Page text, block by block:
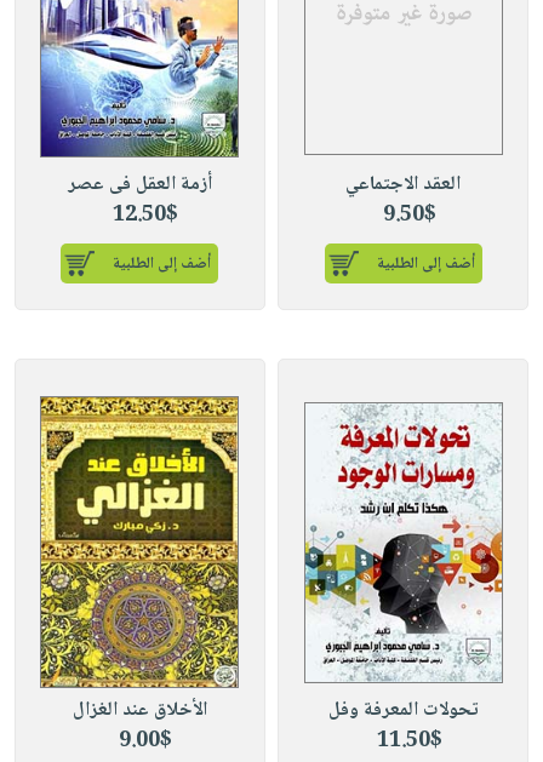
العقد الاجتماعي
9.50$
أضف إلى الطلبية
أزمة العقل فى عصر
12.50$
أضف إلى الطلبية
تحولات المعرفة وفل
11.50$
الأخلاق عند الغزال
9.00$